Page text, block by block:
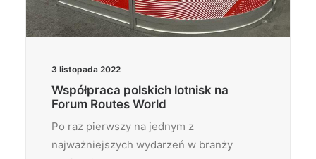
3 listopada 2022
Współpraca polskich lotnisk na
Forum Routes World
Po raz pierwszy na jednym z
najważniejszych wydarzeń w branży